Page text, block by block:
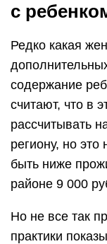
с
Редко какая
содержание
считают, что в
рассчитывать
региону, но
быть ниже
районе 9 000
Но не все так
практики